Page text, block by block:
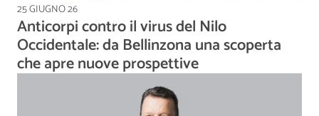
25 GIUGNO 26
Anticorpi contro il virus del Nilo
Occidentale: da Bellinzona una scoperta
che apre nuove prospettive